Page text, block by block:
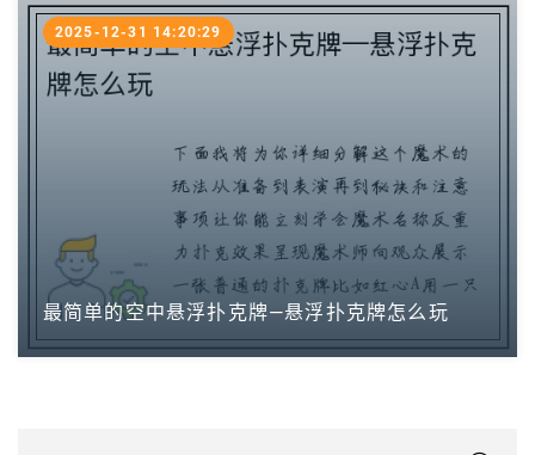
最简单的空中悬浮扑克牌—悬浮扑克牌怎么玩
2025-12-31 14:20:29